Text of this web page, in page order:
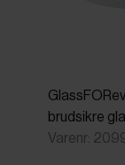
brudsikre
Varenr: